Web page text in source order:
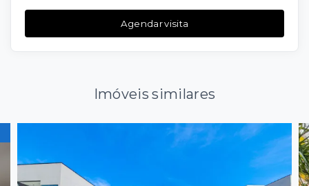
Agendar visita
Imóveis similares